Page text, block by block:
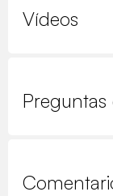
Vídeos
Preguntas